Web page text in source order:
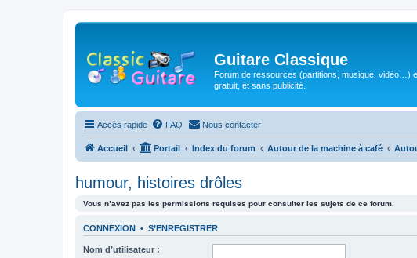
Guitare Classique
Forum de ressources (partitions, musique, vidéo…)
gratuit, et sans publicité.
Accès rapide FAQ Nous contacter
Accueil Portail Index du forum Autour de la machine à café
humour, histoires drôles
Vous n’avez pas les permissions requises pour consulter les sujets de ce forum.
CONNEXION • S’ENREGISTRER
Nom d’utilisateur :